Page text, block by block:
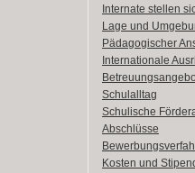
Internate stellen
Lage und
Pädagogischer
Internationale
Schulalltag
Schulische
Abschlüsse
Kosten und